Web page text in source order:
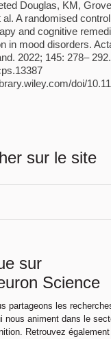
Douglas, KM,
A randomised
and cognitive
in mood disorders.
2022; 145: 278– 292.
doi/
sur le site
sur
Science
partageons les
nous animent dans le
Retrouvez